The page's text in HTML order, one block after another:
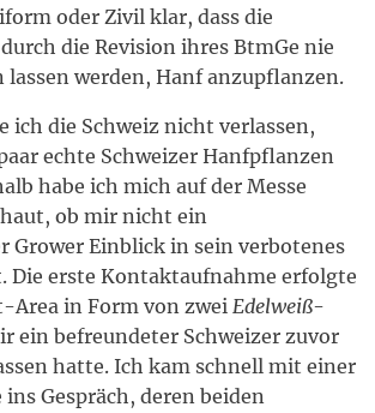
oder Zivil klar, dass die
die Revision ihres BtmGe nie
lassen werden, Hanf anzupflanzen.
ich die Schweiz nicht verlassen,
echte Schweizer Hanfpflanzen
habe ich mich auf der Messe
ob mir nicht ein
Grower Einblick in sein verbotenes
Die erste Kontaktaufnahme erfolgte
in Form von zwei Edelweiß-
ein befreundeter Schweizer zuvor
hatte. Ich kam schnell mit einer
Gespräch, deren beiden